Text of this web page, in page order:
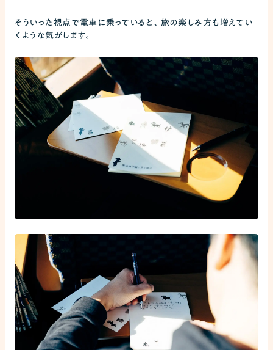
そういった視点で電車に乗っていると、旅の楽しみ方も増えてい
くような気がします。